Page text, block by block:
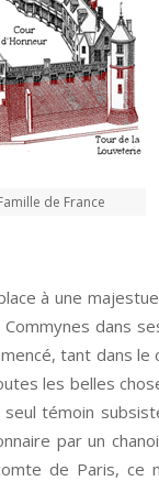
de France
à une
dans
tant dans le
les belles
témoin
par un
de Paris, ce